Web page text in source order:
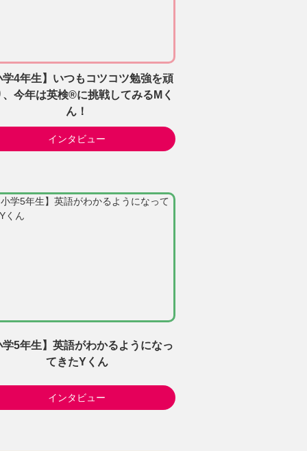
学4年生】いつもコツコツ勉強を頑
、今年は英検®に挑戦してみるMく
ん！
インタビュー
学5年生】英語がわかるようになっ
てきたYくん
インタビュー